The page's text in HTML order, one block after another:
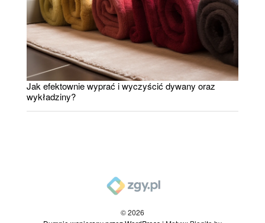
Jak efektownie wyprać i wyczyścić dywany oraz
wykładziny?
© 2026